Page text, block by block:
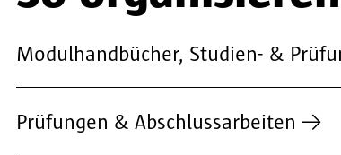
Modulhandbücher, Studien- &
Prüfungen & Abschlussarbeiten